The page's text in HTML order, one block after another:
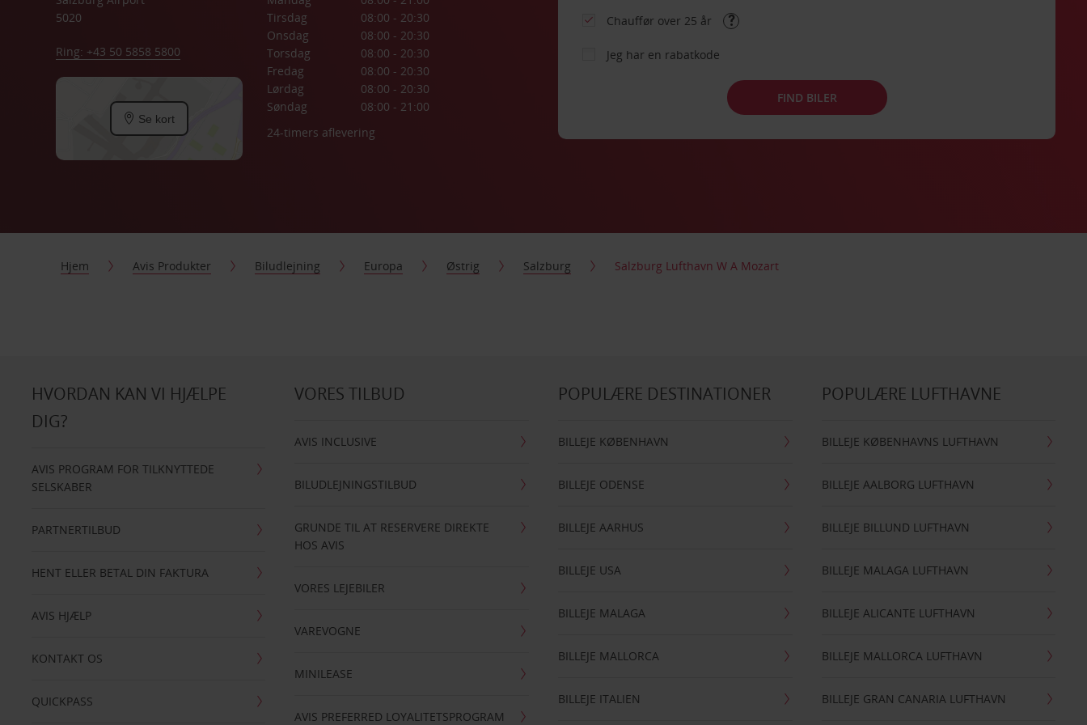
5020
Ring: +43 50 5858 5800
Se kort
Tirsdag
08:00 - 20:30
Onsdag
08:00 - 20:30
Torsdag
08:00 - 20:30
Fredag
08:00 - 20:30
Lørdag
08:00 - 20:30
Søndag
08:00 - 21:00
24-timers aflevering
Chauffør over 25 år
Jeg har en rabatkode
FIND BILER
Hjem Avis Produkter Biludlejning Europa Østrig Salzburg Salzburg Lufthavn W A Mozart
HVORDAN KAN VI HJÆLPE
DIG?
AVIS PROGRAM FOR TILKNYTTEDE
SELSKABER
PARTNERTILBUD
HENT ELLER BETAL DIN FAKTURA
AVIS HJÆLP
KONTAKT OS
QUICKPASS
VORES TILBUD
AVIS INCLUSIVE
BILUDLEJNINGSTILBUD
GRUNDE TIL AT RESERVERE DIREKTE
HOS AVIS
VORES LEJEBILER
VAREVOGNE
MINILEASE
AVIS PREFERRED LOYALITETSPROGRAM
POPULÆRE DESTINATIONER
BILLEJE KØBENHAVN
BILLEJE ODENSE
BILLEJE AARHUS
BILLEJE USA
BILLEJE MALAGA
BILLEJE MALLORCA
BILLEJE ITALIEN
POPULÆRE LUFTHAVNE
BILLEJE KØBENHAVNS LUFTHAVN
BILLEJE AALBORG LUFTHAVN
BILLEJE BILLUND LUFTHAVN
BILLEJE MALAGA LUFTHAVN
BILLEJE ALICANTE LUFTHAVN
BILLEJE MALLORCA LUFTHAVN
BILLEJE GRAN CANARIA LUFTHAVN